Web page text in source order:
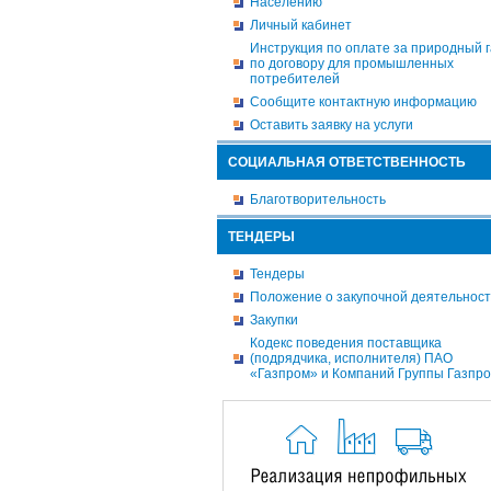
Личный кабинет
Инструкция по оплате за природный
по договору для промышленных
потребителей
Сообщите контактную информацию
Оставить заявку на услуги
СОЦИАЛЬНАЯ ОТВЕТСТВЕННОСТЬ
Благотворительность
ТЕНДЕРЫ
Тендеры
Положение о закупочной
Закупки
Кодекс поведения поставщика
(подрядчика, исполнителя) ПАО
«Газпром» и Компаний Группы